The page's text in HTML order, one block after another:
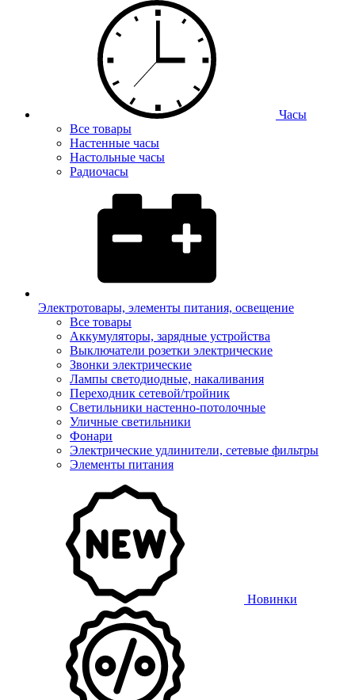
Часы
Все товары
Настенные часы
Настольные часы
Радиочасы
Электротовары, элементы питания, освещение
Все товары
Аккумуляторы, зарядные устройства
Выключатели розетки электрические
Звонки электрические
Лампы светодиодные, накаливания
Переходник сетевой/тройник
Светильники настенно-потолочные
Уличные светильники
Фонари
Электрические удлинители, сетевые фильтры
Элементы питания
Новинки